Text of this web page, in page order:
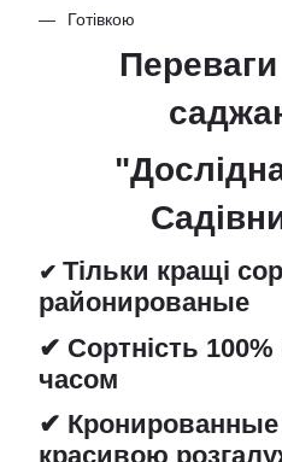
Готівкою
✔ Тільки кращі
районированые
✔ Сортність 100%
часом
✔ Кронированные
красивою